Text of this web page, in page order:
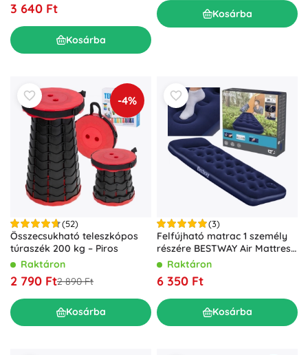
3 640 Ft
Kosárba
Kosárba
-4%
(52)
Összecsukható teleszkópos
túraszék 200 kg – Piros
Raktáron
2 790 Ft2 890 Ft
Kosárba
(3)
Felfújható matrac 1 személy
részére BESTWAY Air Mattress
Jr. Twin 185 × 76 × 28 cm
Raktáron
6 350 Ft
Kosárba